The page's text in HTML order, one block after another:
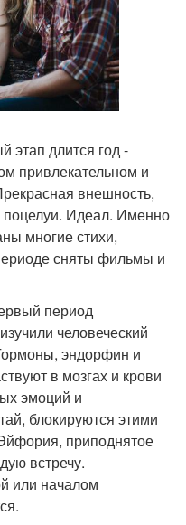
этап длится год -
привлекательном и
внешность,
Идеал. Именно
многие стихи,
сняты фильмы и
период
человеческий
эндорфин и
в мозгах и крови
эмоций и
блокируются этими
приподнятое
встречу.
или началом